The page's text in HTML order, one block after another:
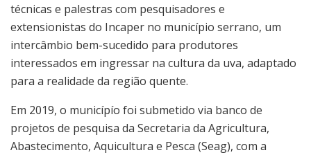
técnicas e palestras com pesquisadores e
extensionistas do Incaper no município serrano, um
intercâmbio bem-sucedido para produtores
interessados em ingressar na cultura da uva, adaptado
para a realidade da região quente.
Em 2019, o municípío foi submetido via banco de
projetos de pesquisa da Secretaria da Agricultura,
Abastecimento, Aquicultura e Pesca (Seag), com a